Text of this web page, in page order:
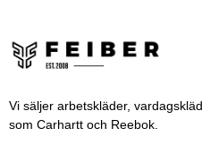
Vi säljer arbetskläder,
som Carhartt och Reebok.